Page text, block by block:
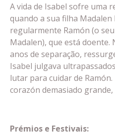
A vida de Isabel sofre uma
quando a sua filha Madalen
regularmente Ramón (o
Madalen), que está
anos de separação,
Isabel julgava
lutar para cuidar de
corazón demasiado grande,
Prémios e Festivais: